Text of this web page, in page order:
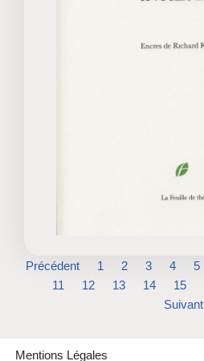
Précédent 1 2 3 4 5
11
12 13 14 15
Suivant
Mentions Légales